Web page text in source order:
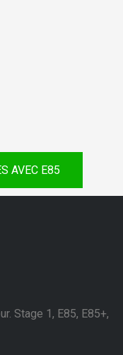
AVEC E85
Stage 1, E85, E85+,